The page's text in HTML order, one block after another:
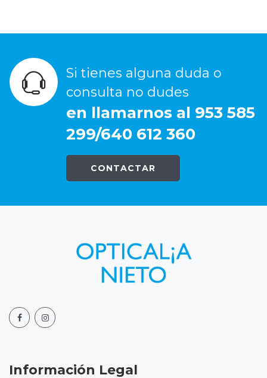
Si tienes alguna duda o
consulta no dudes
en llamarnos al 953 585
299/640 612 360
CONTACTAR
Información Legal